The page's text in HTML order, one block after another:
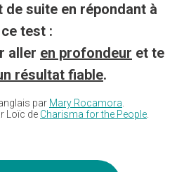
de suite en répondant à
ce test :
aller en profondeur et te
résultat fiable.
par Mary Rocamora
Loïc de Charisma for the People